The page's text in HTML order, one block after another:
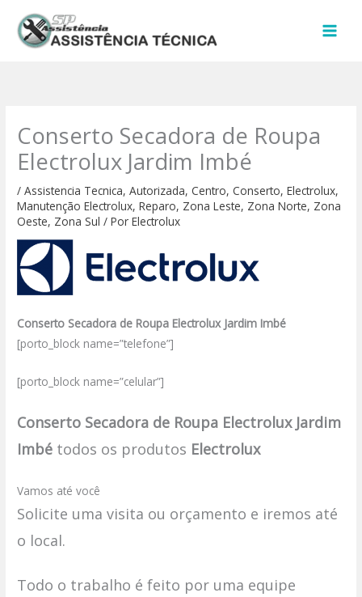
para
Conserto Secadora de Roupa
Electrolux Jardim Imbé
/Assistencia Tecnica,Autorizada,Centro,Conserto,Electrolux,
Manutenção Electrolux,Reparo, Zona Leste, Zona Norte, Zona
Oeste, Zona Sul / PorElectrolux
Conserto Secadora de Roupa Electrolux Jardim Imbé
[porto_block name=”telefone”]
[porto_block name=”celular”]
Conserto Secadora de Roupa Electrolux Jardim
Imbé todos os produtos Electrolux
Vamos até você
Solicite uma visita ou orçamento e iremos até
o local.
Todo o trabalho é feito por uma equipe